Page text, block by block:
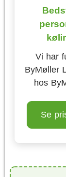
Vi har
ByMøller
hos
Se